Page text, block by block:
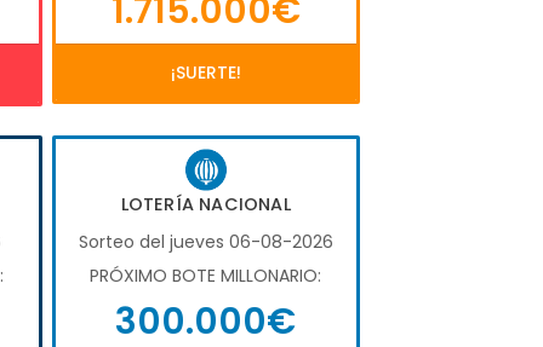
1.715.000€
¡SUERTE!
LOTERÍA NACIONAL
Sorteo del jueves 06-08-2026
PRÓXIMO BOTE MILLONARIO:
300.000€